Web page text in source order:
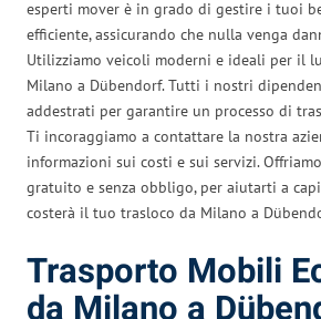
esperti mover è in grado di gestire i tuoi
efficiente, assicurando che nulla venga
Utilizziamo veicoli moderni e ideali per il
Milano a Dübendorf. Tutti i nostri
addestrati per garantire un processo di
Ti incoraggiamo a contattare la nostra
informazioni sui costi e sui servizi.
gratuito e senza obbligo, per aiutarti a
costerà il tuo trasloco da Milano a
Trasporto Mobili